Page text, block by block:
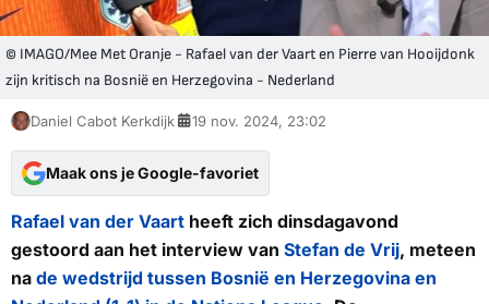
© IMAGO/Mee Met Oranje - Rafael van der Vaart en Pierre van Hooijdonk
zijn kritisch na Bosnië en Herzegovina - Nederland
Daniel Cabot Kerkdijk 19 nov. 2024, 23:02
Maak ons je Google-favoriet
Rafael van der Vaart heeft zich dinsdagavond
gestoord aan het interview van Stefan de Vrij, meteen
na de wedstrijd tussen Bosnië en Herzegovina en